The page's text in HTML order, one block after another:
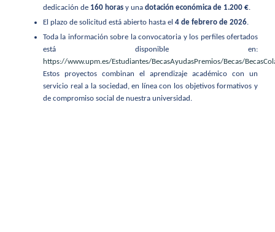
dedicación de 160 horas y una dotación económica de 1.200 €
El plazo de solicitud está abierto hasta el 4 de febrero de 2026.
Toda la información sobre la convocatoria y los perfiles ofertados
está disponible en:
https://www.upm.es/Estudiantes/BecasAyudasPremios/Becas/
Estos proyectos combinan el aprendizaje académico con un
servicio real a la sociedad, en línea con los objetivos formativos y
de compromiso social de nuestra universidad.